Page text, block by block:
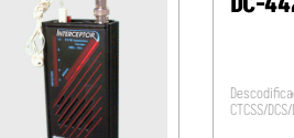
CTCSS/